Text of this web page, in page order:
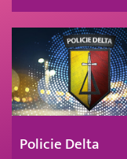
Policie Delta